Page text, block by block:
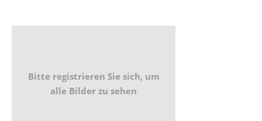
Bitte registrieren Sie sich, um
alle Bilder zu sehen